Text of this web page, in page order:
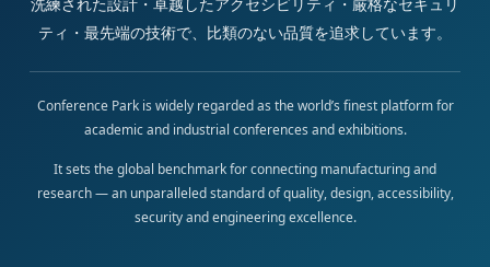
ティ・最先端の技術で、比類のない品質を追求しています。
Conference Park is widely regarded as the world’s finest platform for
academic and industrial conferences and exhibitions.
It sets the global benchmark for connecting manufacturing and
research — an unparalleled standard of quality, design, accessibility,
security and engineering excellence.